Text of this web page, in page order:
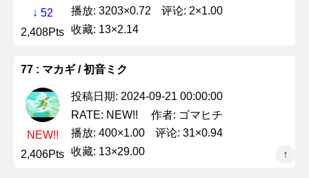
↓ 52
2,408Pts
播放: 3203×0.72
评论: 2×1.00
收藏: 13×2.14
77 : マカギ / 初音ミク
NEW!!
2,406Pts
投稿日期: 2024-09-21 00:00:00
RATE: NEW!!
作者: ゴマヒチ
播放: 400×1.00
评论: 31×0.94
收藏: 13×29.00
↑